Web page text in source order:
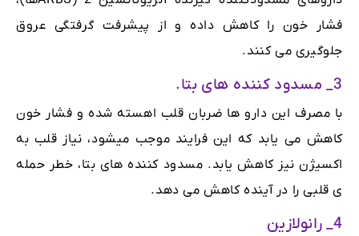
فشار خون را کاهش داده و از پیشرفت گرفتگی عروق
جلوگیری می کنند.
3_ مسدود کننده های بتا.
با مصرف این دارو ها ضربان قلب اهسته شده و فشار خون
کاهش می یابد که این فرایند موجب میشود، نیاز قلب به
اکسیژن نیز کاهش یابد. مسدود کننده های بتا، خطر حمله
ی قلبی را در آینده کاهش می دهد.
4_ رانولازین